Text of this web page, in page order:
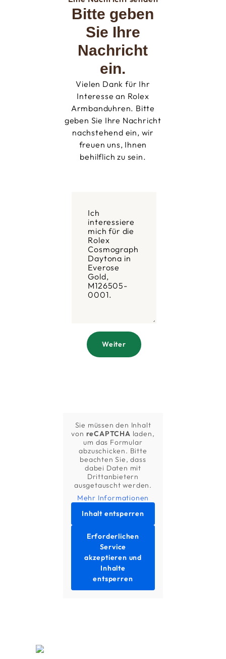
Bitte geben
Sie Ihre
Nachricht
ein.
Vielen Dank für Ihr
Interesse an Rolex
Armbanduhren. Bitte
geben Sie Ihre Nachricht
nachstehend ein, wir
freuen uns, Ihnen
behilflich zu sein.
Weiter
Sie müssen den Inhalt
von reCAPTCHA laden,
um das Formular
abzuschicken. Bitte
beachten Sie, dass
dabei Daten mit
Drittanbietern
ausgetauscht werden.
Mehr Informationen
Inhalt entsperren
Erforderlichen
Service
akzeptieren und
Inhalte
entsperren